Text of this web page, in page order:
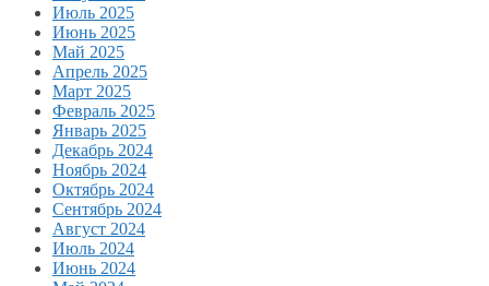
Июль 2025
Июнь 2025
Май 2025
Апрель 2025
Март 2025
Февраль 2025
Январь 2025
Декабрь 2024
Ноябрь 2024
Октябрь 2024
Сентябрь 2024
Август 2024
Июль 2024
Июнь 2024